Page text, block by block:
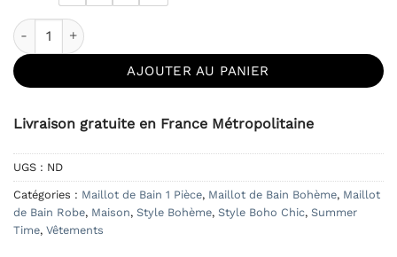
quantité de Maillot de Bain Jupette Gainant Cache-Cœur
AJOUTER AU PANIER
Livraison gratuite en France Métropolitaine
UGS : ND
Catégories : Maillot de Bain 1 Pièce, Maillot de Bain Bohème, Maillot
de Bain Robe, Maison, Style Bohème, Style Boho Chic, Summer
Time, Vêtements